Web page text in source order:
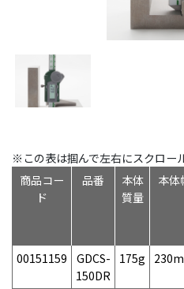
※この表は掴んで左右にスクロー
商品コー
ド
品番
本体
質量
本体
00151159
GDCS-
150DR
175g